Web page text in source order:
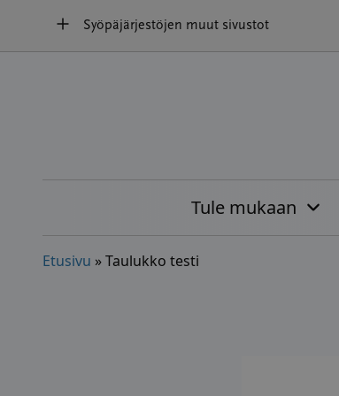
sisältöön
Syöpäjärjestöjen muut sivustot
Tule mukaan
Etusivu »Taulukko testi